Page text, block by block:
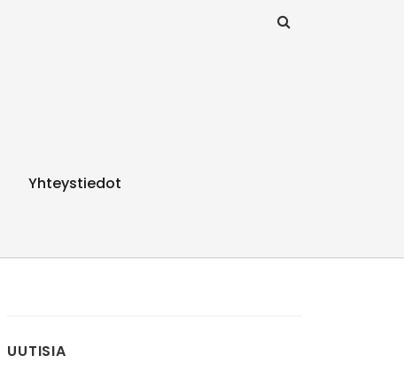
Yhteystiedot
UUTISIA